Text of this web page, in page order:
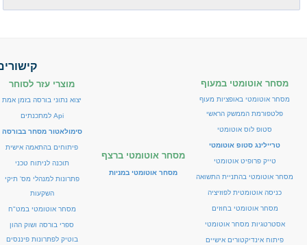
מסחר אוטומטי במעוף
מסחר אוטומטי באופציות מעוף
פלטפורמת הממשק הראשי
סטופ לוס אוטומטי
טריילינג סטופ אוטומטי
טייק פרופיט אוטומטי
מסחר אוטומטי בהתניית התשואה
כניסה אוטומטית לפוזיציה
מסחר אוטומטי בחוזים
אסטרטגיות מסחר אוטומטי
פיתוח אינדיקטורים אישיים
מסחר אוטומטי ברצף
מסחר אוטומטי במניות
מוצרי עזר לסוחר
יצוא נתוני בורסה בזמן אמת
Api למתכנתים
סימולאטור מסחר בבורסה
פיתוחים בהתאמה אישית
תוכנה לניתוח טכני
פתרונות למנהלי מס' תיקי
השקעות
מסחר אוטומטי במט"ח
ספרי בורסה ושוק ההון
בוטיק לפתרונות פיננסים